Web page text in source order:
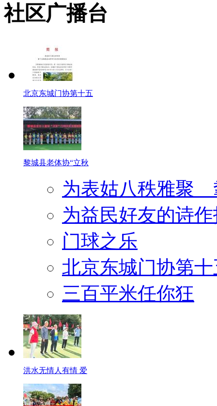
社区广播台
北京东城门协第十五
黎城县老体协“立秋
为表姑八秩雅聚
为益民好友的诗
门球之乐
北京东城门协第
三百平米任你狂
洪水无情人有情 爱